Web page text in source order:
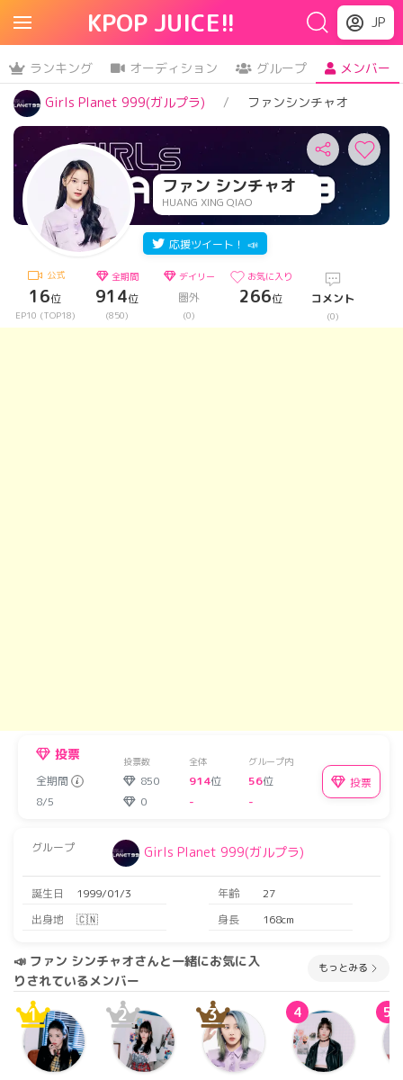
KPOP JUICE!! JP
ランキング オーディション グループ
メンバー
Girls Planet 999(ガルプラ)
ファンシンチャオ
ファン シンチャオ
HUANG XING QIAO
応援ツイート！ 📣
公式
16位
EP10 (TOP18)
全期間
914位
(850)
デイリー
圏外
(0)
お気に入り
266位 コメント
(0)
投票 投票数 全体 グループ内
全期間 850 914位 56位
8/5
0 - -
投票
グループ Girls Planet 999(ガルプラ)
誕生日 1999/01/3 年齢
27
出身地
🇨🇳 身長 168cm
📣 ファン シンチャオさんと一緒にお気に入
りされているメンバー
もっとみる
1 2 3 4 5